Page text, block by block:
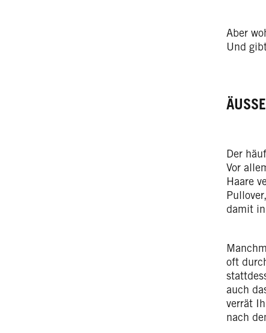
Aber
Und
Der
Vor
Haare
damit
oft
auch
verrät
nach